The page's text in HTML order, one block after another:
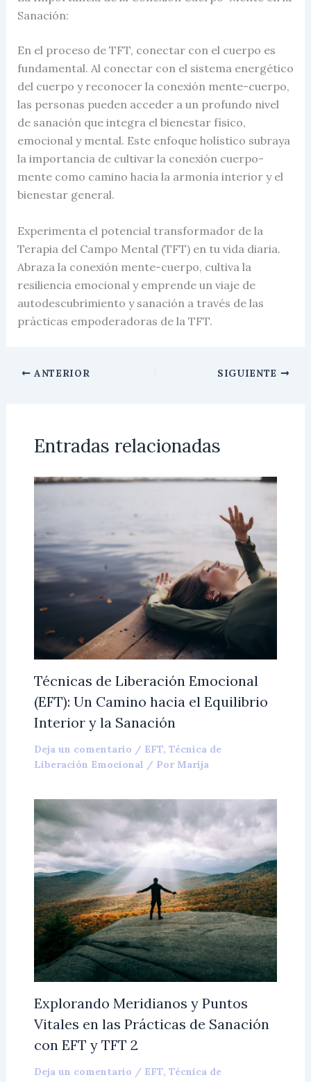
Sanación:
En el proceso de TFT, conectar con el cuerpo es
fundamental. Al conectar con el sistema energético
del cuerpo y reconocer la conexión mente-cuerpo,
las personas pueden acceder a un profundo nivel
de sanación que integra el bienestar físico,
emocional y mental. Este enfoque holístico subraya
la importancia de cultivar la conexión cuerpo-
mente como camino hacia la armonía interior y el
bienestar general.
Experimenta el potencial transformador de la
Terapia del Campo Mental (TFT) en tu vida diaria.
Abraza la conexión mente-cuerpo, cultiva la
resiliencia emocional y emprende un viaje de
autodescubrimiento y sanación a través de las
prácticas empoderadoras de la TFT.
ANTERIOR SIGUIENTE
Entradas relacionadas
Técnicas de Liberación Emocional
(EFT): Un Camino hacia el Equilibrio
Interior y la Sanación
Deja un comentario / EFT, Técnica de
Liberación Emocional / Por Marija
Explorando Meridianos y Puntos
Vitales en las Prácticas de Sanación
con EFT y TFT 2
Deja un comentario / EFT, Técnica de